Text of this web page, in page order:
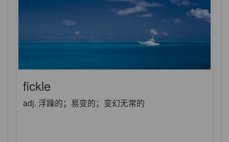
fickle
adj. 浮躁的；易变的；变幻无常的